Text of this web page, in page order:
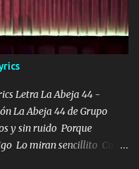
de confianza tengo gente
Pariente 7 arreglan
ordené NOS HACE
24 SIEMPRE FUE UN
PELEAND0 SIEMPRE
LEGADO Es el DOS de
y com...
Letra La Abeja 44 -
La Abeja 44 de Grupo
y sin ruido Porque
Lo miran sencillito Con